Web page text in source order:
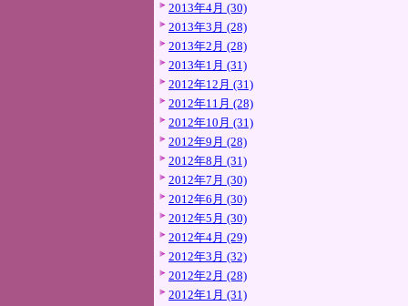
2013年4月 (30)
2013年3月 (28)
2013年2月 (28)
2013年1月 (31)
2012年12月 (31)
2012年11月 (28)
2012年10月 (31)
2012年9月 (28)
2012年8月 (31)
2012年7月 (30)
2012年6月 (30)
2012年5月 (30)
2012年4月 (29)
2012年3月 (32)
2012年2月 (28)
2012年1月 (31)